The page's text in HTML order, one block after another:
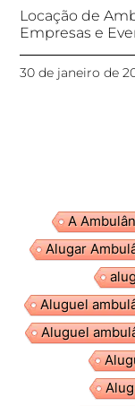
Locação de
Empresas e
30 de janeiro de
A
Alugar
Aluguel
Aluguel